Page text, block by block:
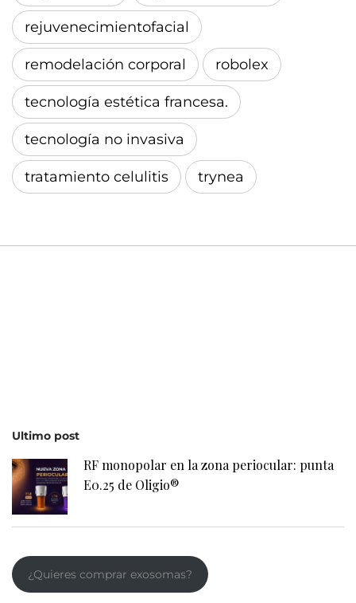
rejuvenecimientofacial
remodelación corporal robolex
tecnología estética francesa.
tecnología no invasiva
tratamiento celulitis trynea
¿Quieres comprar exosomas?
(+34) 985 30 12 34